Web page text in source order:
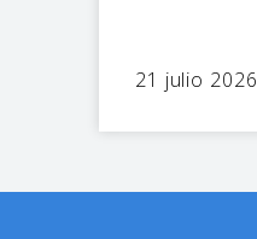
21 julio 2026